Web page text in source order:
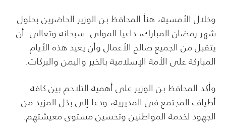
وخلال الأمسية، هنأ المحافظ بن الوزير الحاضرين بحلول
شهر رمضان المبارك، داعيا المولى- سبحانه وتعالى- أن
يتقبل من الجميع صالح الأعمال وأن يعيد هذه الأيام
المباركة على الأمة الإسلامية بالخير واليمن والبركات.
وأكد المحافظ بن الوزير على أهمية التلاحم بين كافة
أطياف المجتمع في المديرية، ودعا إلى بذل المزيد من
الجهود لخدمة المواطنين وتحسين مستوى معيشتهم.